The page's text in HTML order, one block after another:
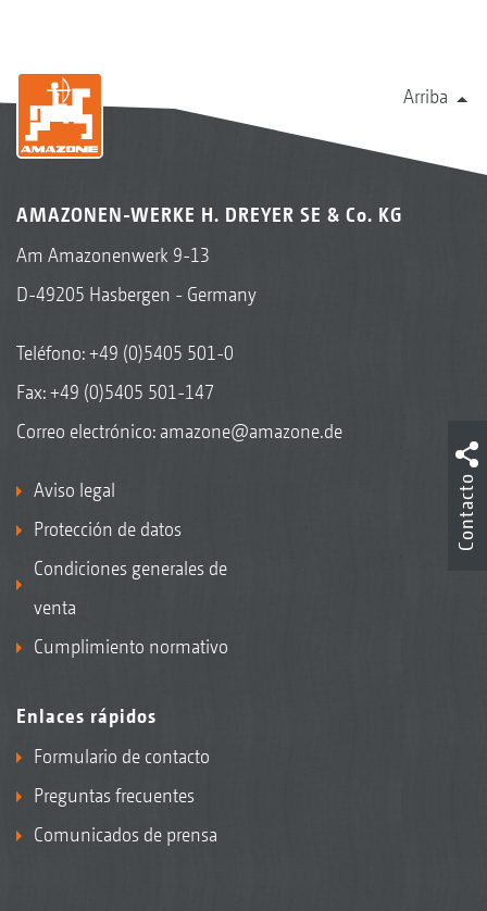
Arriba
AMAZONEN-WERKE H. DREYER SE & Co. KG
Am Amazonenwerk 9-13
D-49205 Hasbergen - Germany
Teléfono:+49 (0)5405 501-0
Fax: +49 (0)5405 501-147
Correo electrónico: amazone@amazone.de
Aviso legal
Protección de datos
Condiciones generales de
venta
Cumplimiento normativo
Enlaces rápidos
Formulario de contacto
Preguntas frecuentes
Comunicados de prensa
Contacto